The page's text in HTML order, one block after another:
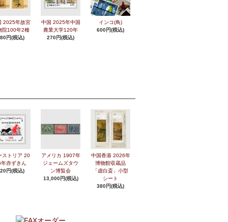
2025年故宮
院100年2種
円(税込)
中国 2025年中国
農業大学120年
270円(税込)
インコ(鳥)
600円(税込)
ストリア 20
赤ずきん
円(税込)
アメリカ 1907年
ジェームズタウ
ン博覧会
13,000円(税込)
中国香港 2026年
博物館収蔵品
「虚白斎」小型
シート
380円(税込)